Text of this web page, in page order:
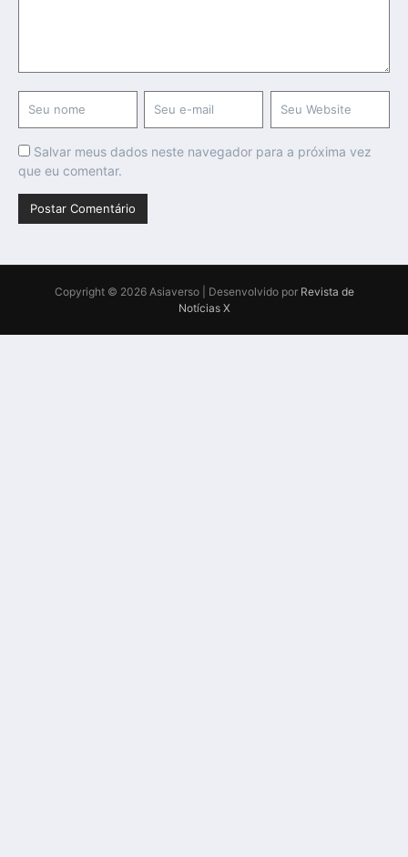
Salvar meus dados neste navegador para a próxima vez
que eu comentar.
Copyright © 2026 Asiaverso | Desenvolvido por Revista de
Notícias X